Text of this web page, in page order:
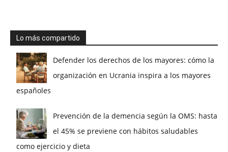
Lo más compartido
Defender los derechos de los mayores: cómo la
organización en Ucrania inspira a los mayores
españoles
Prevención de la demencia según la OMS: hasta
el 45% se previene con hábitos saludables
como ejercicio y dieta